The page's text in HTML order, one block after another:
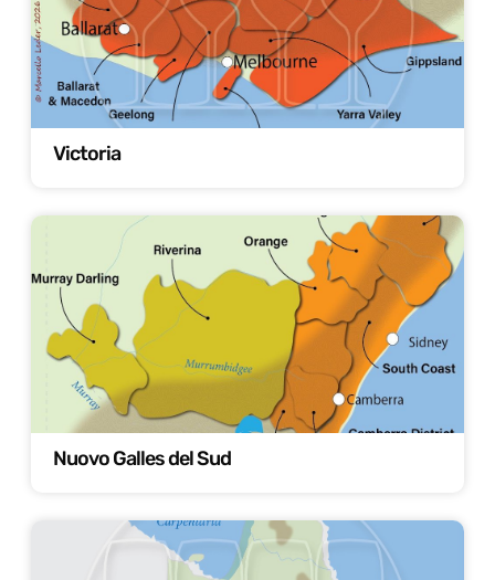
Victoria
Nuovo Galles del Sud